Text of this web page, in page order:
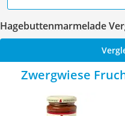
Hagebuttenmarmelade
Zwergwiese